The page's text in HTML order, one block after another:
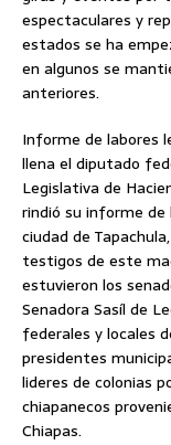
espectaculares y
estados se ha
en algunos se
anteriores.
Informe de labores
llena el diputado
Legislativa de
rindió su informe
ciudad de
testigos de este
estuvieron los
Senadora Sasíl de
federales y locales
presidentes
lideres de colonias
chiapanecos
Chiapas.